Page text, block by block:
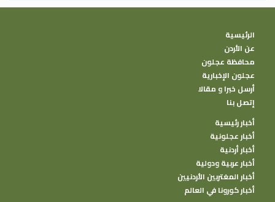
الرئيسية
عن الأردن
محافظة عجلون
عجلون الإخبارية
أرسل خبرا و مقالا
إتصل بنا
أخبار رئيسية
أخبار عجلونية
أخبار أردنية
أخبار عربية ودولية
أخبار المغتربين الأردنيين
أخبار كورونا في العالم